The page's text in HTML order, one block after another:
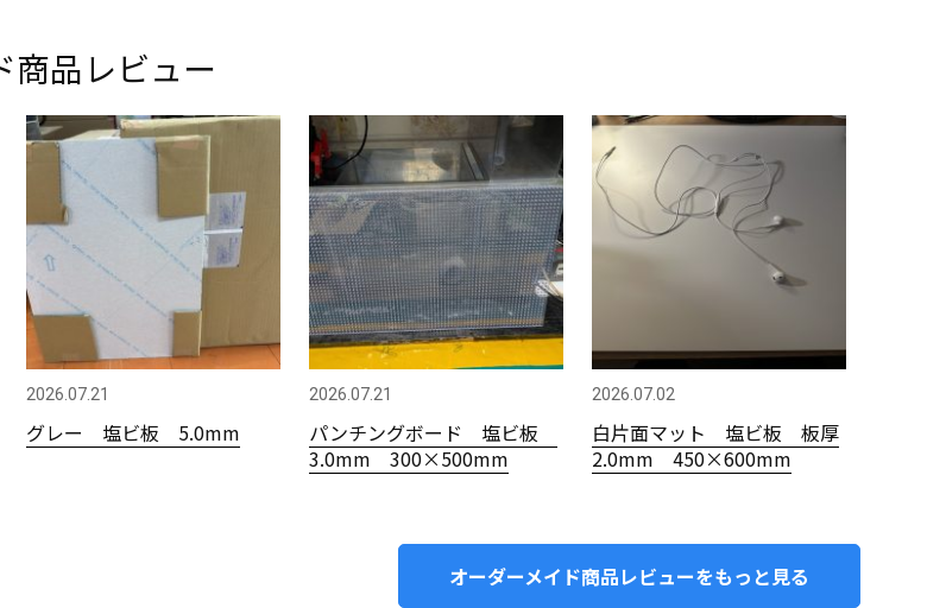
商品レビュー
2026.07.21
グレー 塩ビ板 5.0mm
2026.07.21
パンチングボード 塩ビ板
3.0mm 300×500mm
2026.07.02
白片面マット 塩ビ板 板厚
2.0mm 450×600mm
オーダーメイド商品レビューをもっと見る